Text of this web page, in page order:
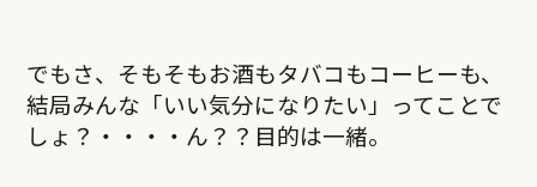
でもさ、そもそもお酒もタバコもコーヒーも、
結局みんな「いい気分になりたい」ってことで
しょ？・・・・ん？？目的は一緒。